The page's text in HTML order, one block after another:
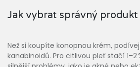
Jak vybrat správný produkt
Než si koupíte konopnou krém,
kanabinoidů. Pro citlivou pleť stačí 1–2